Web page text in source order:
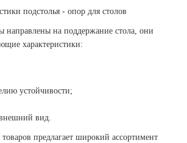
подстолья - опор для столов
направлены на поддержание стола, они
характеристики:
устойчивости;
вид.
предлагает широкий ассортимент